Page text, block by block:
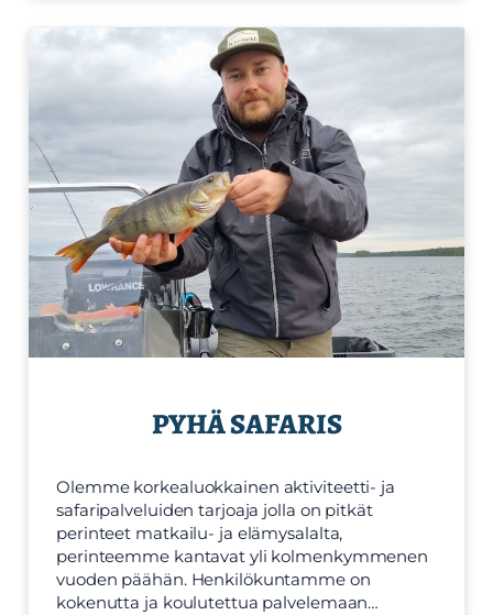
PYHÄ SAFARIS
Olemme korkealuokkainen aktiviteetti- ja
safaripalveluiden tarjoaja jolla on pitkät
perinteet matkailu- ja elämysalalta,
perinteemme kantavat yli kolmenkymmenen
vuoden päähän. Henkilökuntamme on
kokenutta ja koulutettua palvelemaan…